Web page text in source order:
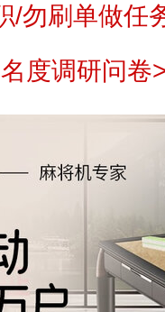
/勿刷单做任
度调研问卷